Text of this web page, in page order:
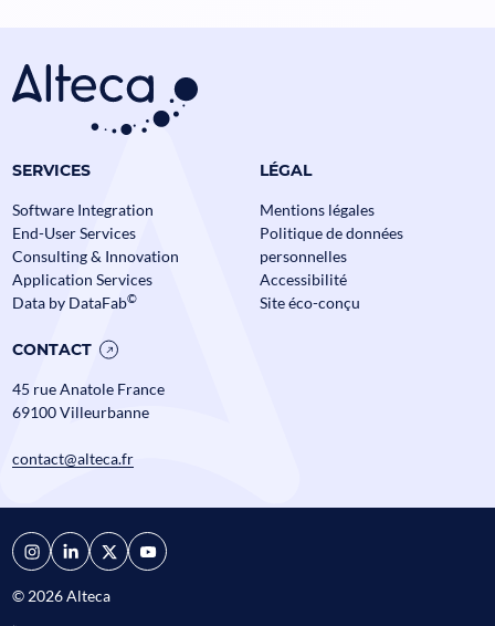
Data Mesh en Banque et
Assurance : comment passer à
l’échelle sans perdre le contrôle ?
Assurance Banque Data
Alteca fête ses
SERVICES
Software Integration
End-User Services
Consulting & Innovation
Application Services
Data by DataFab©
LÉGAL
Mentions légales
Politique de données
personnelles
Accessibilité
Site éco-conçu
CONTACT
45 rue Anatole France
69100 Villeurbanne
contact@alteca.fr
© 2026 Alteca